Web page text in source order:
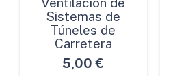
Epsaña.
Perspectivas
Sistemas de
Túneles de
Carretera
5,00 €